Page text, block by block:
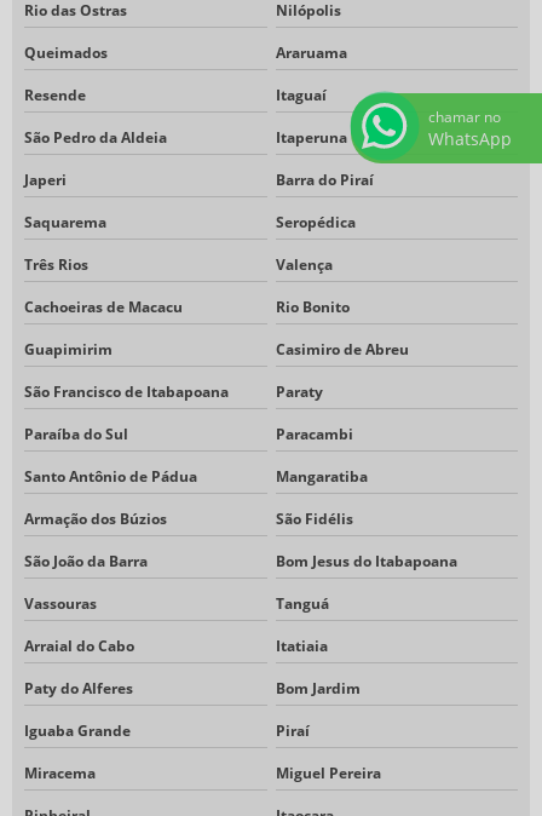
Rio das Ostras Nilópolis
Queimados Araruama
Resende Itaguaí
São Pedro da Aldeia Itaperuna
Japeri Barra do Piraí
Saquarema Seropédica
Três Rios Valença
Cachoeiras de Macacu Rio Bonito
Guapimirim Casimiro de Abreu
São Francisco de Itabapoana Paraty
Paraíba do Sul Paracambi
Santo Antônio de Pádua Mangaratiba
Armação dos Búzios São Fidélis
São João da Barra Bom Jesus do Itabapoana
Vassouras Tanguá
Arraial do Cabo Itatiaia
Paty do Alferes Bom Jardim
Iguaba Grande Piraí
Miracema Miguel Pereira
chamar no
WhatsApp